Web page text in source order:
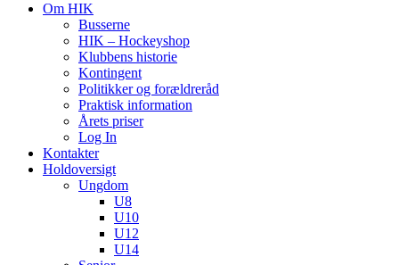
Om HIK
Busserne
HIK – Hockeyshop
Klubbens historie
Kontingent
Politikker og forældreråd
Praktisk information
Årets priser
Log In
Kontakter
Holdoversigt
Ungdom
U8
U10
U12
U14